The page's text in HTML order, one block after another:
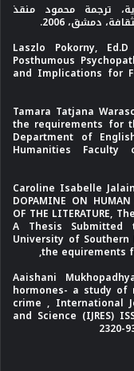
ترجمة محمود منقذ
دمشق، 2006.
Laszlo Pokorny,
Posthumous
and Implications for
Tamara Tatjana
the requirements for
Department of
Humanities
Caroline Isabelle Jalain
DOPAMINE ON HUMAN
OF THE LITERATURE,
A Thesis
University of
the equirements
Aaishani
hormones- a study
crime , International
and Science (IJRES)
2320-